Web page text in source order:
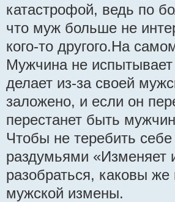
катастрофой, ведь по
что муж больше не
кого-то другого.На
Мужчина не
делает из-за своей
заложено, и если он
перестанет быть
Чтобы не теребить
раздумьями «Изменяет
разобраться, каковы
мужской измены.